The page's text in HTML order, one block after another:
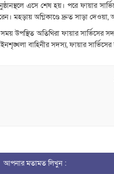
এসে শেষ হয়। পরে ফায়ার
মহড়ায় অগ্নিকাণ্ডে দ্রুত সাড়া
উপস্থিত অতিথিরা ফায়ার সার্ভিসের
বাহিনীর সদস্য, ফায়ার সার্ভিসের
আপনার মতামত লিখুন :